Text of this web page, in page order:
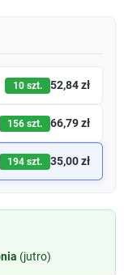
10 szt. 52,84 zł
156 szt. 66,79 zł
194 szt. 35,00 zł
(jutro)